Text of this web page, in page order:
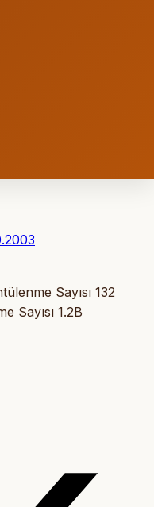
Sayısı 132
Sayısı 1.2B